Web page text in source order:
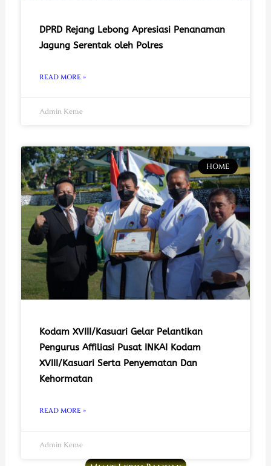
DPRD Rejang Lebong Apresiasi Penanaman
Jagung Serentak oleh Polres
READ MORE »
Admin Keme
HOME
Kodam XVIII/Kasuari Gelar Pelantikan
Pengurus Affiliasi Pusat INKAI Kodam
XVIII/Kasuari Serta Penyematan Dan
Kehormatan
READ MORE »
Admin Keme